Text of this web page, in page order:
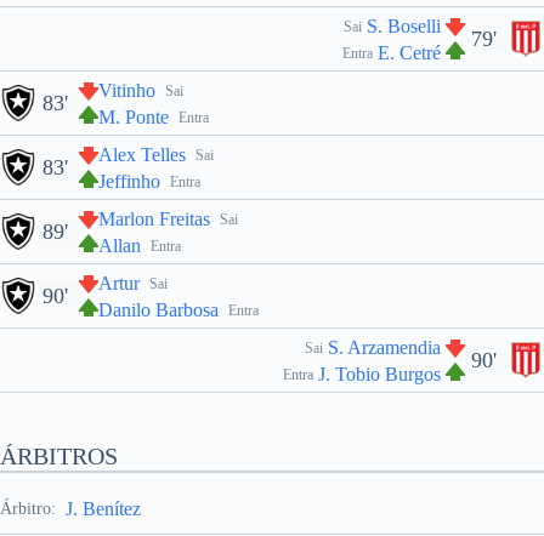
79'
Sai S. Boselli
Entra E. Cetré
Sai
Vitinho
Entra
M. Ponte
83'
Sai
Alex Telles
Entra
Jeffinho
83'
Sai
Marlon Freitas
Entra
Allan
89'
Sai
Artur
Entra
Danilo Barbosa
90'
90'
Sai S. Arzamendia
Entra J. Tobio Burgos
ÁRBITROS
Árbitro: J. Benítez